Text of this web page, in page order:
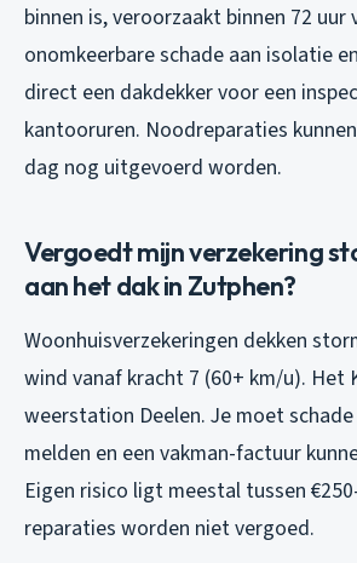
binnen is, veroorzaakt binnen 72 uur
onomkeerbare schade aan isolatie
direct een dakdekker voor een
kantooruren. Noodreparaties
dag nog uitgevoerd worden.
Vergoedt mijn verzekering
aan het dak in Zutphen?
Woonhuisverzekeringen dekken
wind vanaf kracht 7 (60+ km/u). Het
weerstation Deelen. Je moet
melden en een vakman-factuur
Eigen risico ligt meestal tussen
reparaties worden niet vergoed.